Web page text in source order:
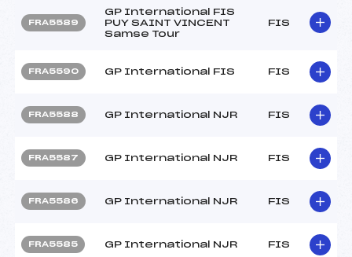
FRA5589
GP International FIS
PUY SAINT VINCENT
Samse Tour
FIS
FRA5590 GP International FIS FIS
FRA5588 GP International NJR FIS
FRA5587 GP International NJR FIS
FRA5586 GP International NJR FIS
FRA5585 GP International NJR FIS